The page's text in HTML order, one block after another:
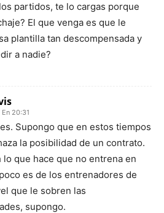
partidos, te lo cargas porque
El que venga es que le
plantilla tan descompensada y
a nadie?
20:31
Supongo que en estos tiempos
la posibilidad de un contrato.
lo que hace que no entrena en
es de los entrenadores de
que le sobren las
supongo.